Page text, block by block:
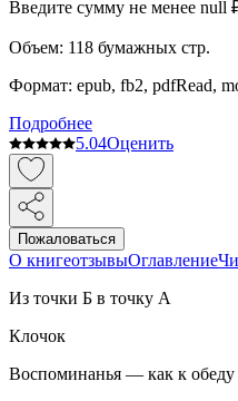
Введите сумму не менее null
Объем: 118 бумажных стр.
Формат: epub, fb2, pdfRead,
Подробнее
5.04Оценить
Пожаловаться
О книгеотзывыОглавление
Из точки Б в точку А
Клочок
Воспоминанья — как к обеду